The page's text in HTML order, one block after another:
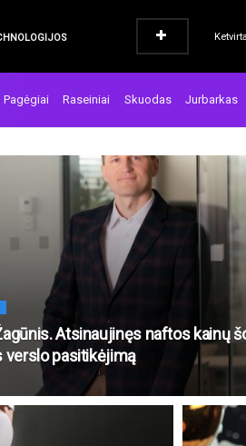
Pagėgiai Raseiniai Skuodas Jurbarkas
Atsinaujinęs naftos kainų
verslo pasitikėjimą